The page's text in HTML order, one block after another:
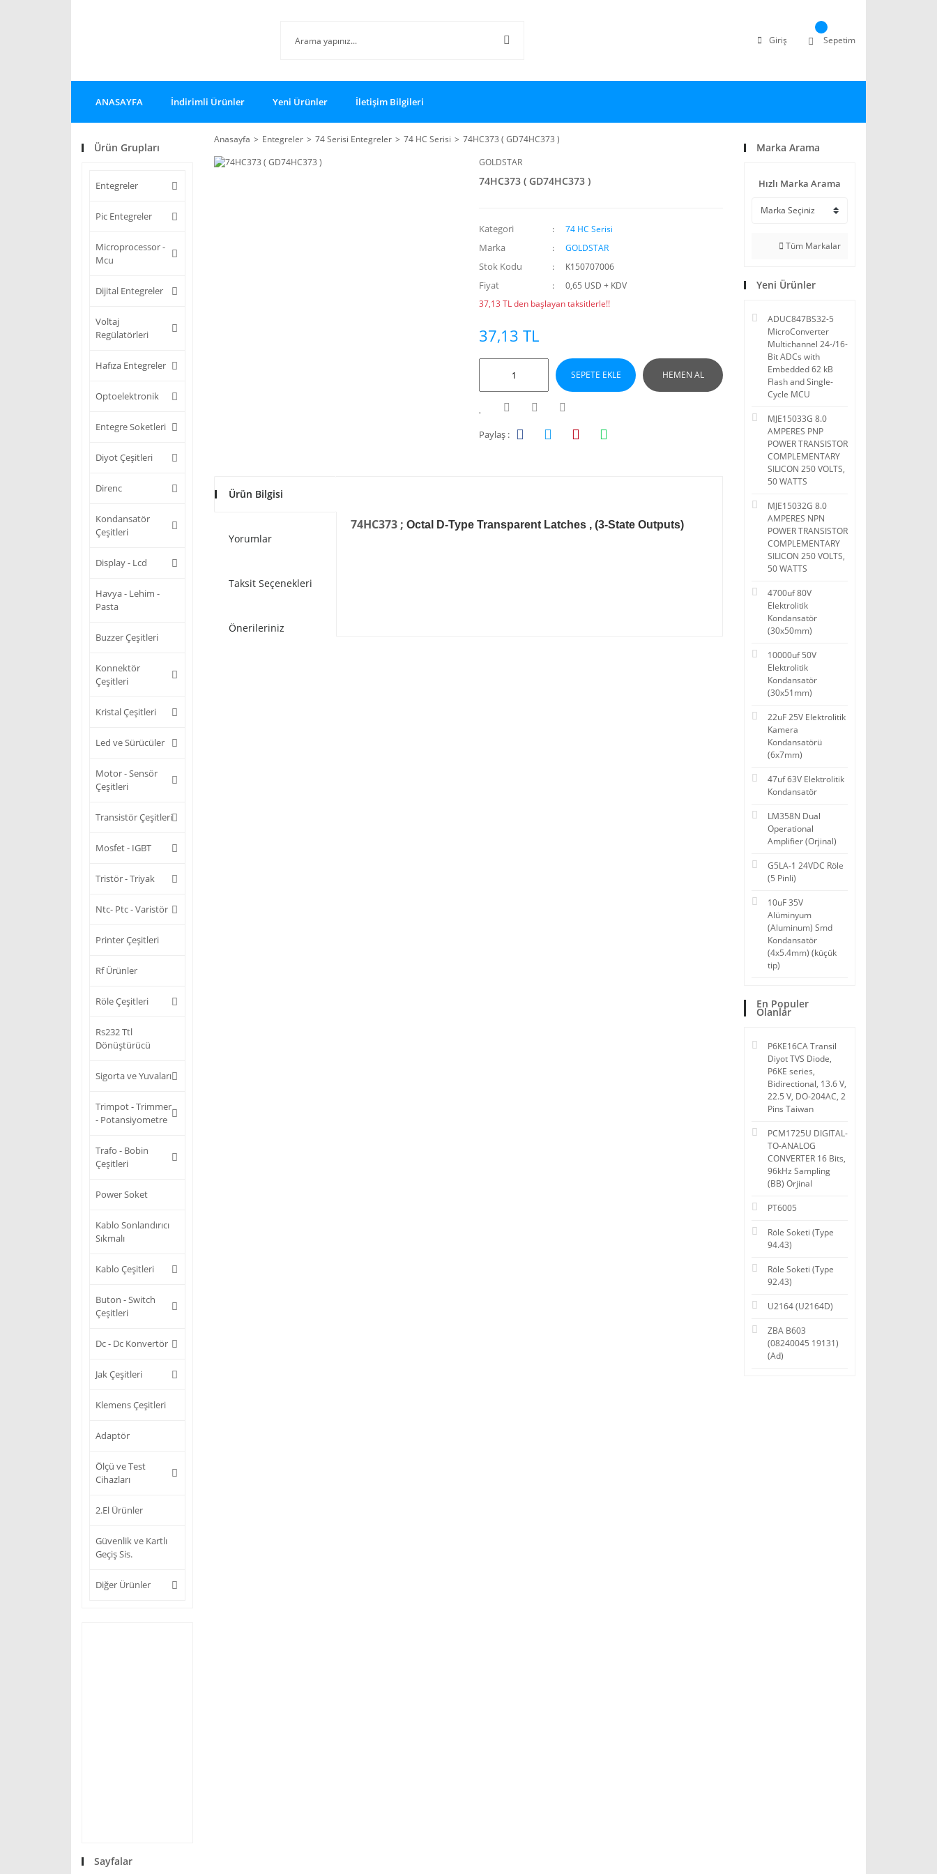
Giriş Sepetim
ANASAYFA İndirimli Ürünler Yeni Ürünler İletişim Bilgileri
Ürün Grupları
Entegreler
Pic Entegreler
Microprocessor -
Mcu
Dijital Entegreler
Voltaj
Regülatörleri
Hafıza Entegreler
Optoelektronik
Entegre Soketleri
Diyot Çeşitleri
Direnc
Kondansatör
Çeşitleri
Display - Lcd
Havya - Lehim -
Pasta
Buzzer Çeşitleri
Konnektör
Çeşitleri
Kristal Çeşitleri
Led ve Sürücüler
Motor - Sensör
Çeşitleri
Transistör Çeşitleri
Mosfet - IGBT
Tristör - Triyak
Ntc- Ptc - Varistör
Printer Çeşitleri
Rf Ürünler
Röle Çeşitleri
Rs232 Ttl
Dönüştürücü
Sigorta ve Yuvaları
Trimpot - Trimmer
- Potansiyometre
Trafo - Bobin
Çeşitleri
Power Soket
Kablo Sonlandırıcı
Sıkmalı
Kablo Çeşitleri
Buton - Switch
Çeşitleri
Dc - Dc Konvertör
Jak Çeşitleri
Klemens Çeşitleri
Adaptör
Ölçü ve Test
Cihazları
2.El Ürünler
Güvenlik ve Kartlı
Geçiş Sis.
Diğer Ürünler
Sayfalar
Anasayfa Entegreler 74 Serisi Entegreler 74 HC Serisi
74HC373 ( GD74HC373 )
GOLDSTAR
74HC373 ( GD74HC373 )
Kategori 74 HC Serisi
Marka GOLDSTAR
Stok Kodu K150707006
Fiyat
0,65 USD + KDV
37,13 TL den başlayan taksitlerle!!
37,13 TL
SEPETE EKLE HEMEN AL
Paylaş :
Ürün Bilgisi
Yorumlar
Taksit Seçenekleri
Önerileriniz
74HC373 ; Octal D-Type Transparent Latches , (3-State Outputs)
Marka Arama
Hızlı Marka Arama
Tüm Markalar
Yeni Ürünler
ADUC847BS32-5
MicroConverter
Multichannel 24-/16-
Bit ADCs with
Embedded 62 kB
Flash and Single-
Cycle MCU
MJE15033G 8.0
AMPERES PNP
POWER TRANSISTOR
COMPLEMENTARY
SILICON 250 VOLTS,
50 WATTS
MJE15032G 8.0
AMPERES NPN
POWER TRANSISTOR
COMPLEMENTARY
SILICON 250 VOLTS,
50 WATTS
4700uf 80V
Elektrolitik
Kondansatör
(30x50mm)
10000uf 50V
Elektrolitik
Kondansatör
(30x51mm)
22uF 25V Elektrolitik
Kamera
Kondansatörü
(6x7mm)
47uf 63V Elektrolitik
Kondansatör
LM358N Dual
Operational
Amplifier (Orjinal)
G5LA-1 24VDC Röle
(5 Pinli)
10uF 35V
Alüminyum
(Aluminum) Smd
Kondansatör
(4x5.4mm) (küçük
tip)
En Populer
Olanlar
P6KE16CA Transil
Diyot TVS Diode,
P6KE series,
Bidirectional, 13.6 V,
22.5 V, DO-204AC, 2
Pins Taiwan
PCM1725U DIGITAL-
TO-ANALOG
CONVERTER 16 Bits,
96kHz Sampling
(BB) Orjinal
PT6005
Röle Soketi (Type
94.43)
Röle Soketi (Type
92.43)
U2164 (U2164D)
ZBA B603
(08240045 19131)
(Ad)